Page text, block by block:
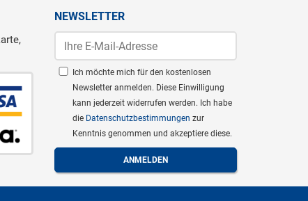
NEWSLETTER
Ich möchte mich für den kostenlosen
Newsletter anmelden. Diese Einwilligung
kann jederzeit widerrufen werden. Ich habe
die Datenschutzbestimmungen zur
Kenntnis genommen und akzeptiere diese.